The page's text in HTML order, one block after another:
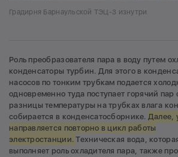
Градирня Барнаульской ТЭЦ-3 изнутри
Роль преобразователя пара в воду путем
конденсаторы турбин. Для этого в
насосов по тонким трубкам подается
одновременно туда поступает горячий пар
разницы температуры на трубках влага
собирается в конденсатосборнике. Далее,
направляется повторно в цикл работы
электростанции.Техническая вода,
выполняет роль охладителя пара, также